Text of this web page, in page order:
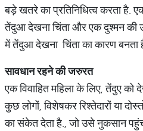
बड़े खतरे का प्रतिनिधित्व करता है.
तेंदुआ देखना चिंता और एक दुश्मन की
में तेंदुआ देखना चिंता का कारण बनता
सावधानरहनेकीजरुरत
एक विवाहित महिला के लिए, तेंदुए को
कुछ लोगों, विशेषकर रिश्तेदारों या
का संकेत देता है., जो उसे नुकसान